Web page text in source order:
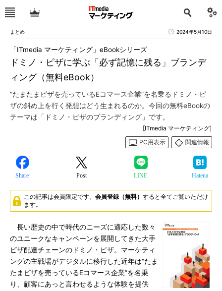
まとめ 2024年5月10日
ドミノ・ピザに学ぶ「必ず記憶に残る」ブランデ
ィング（無料eBook）
「ITmedia マーケティング」eBookシリーズ
“たまたまピザを売っているEコマース企業”を名乗るドミノ・ピ
ザの斜め上を行く発想はどう生まれるのか。今回の無料eBookの
テーマは「ドミノ・ピザのブランディング」です。
[ITmedia マーケティング]
PC用表示
関連情報
Share Post LINE Hatena
この記事は会員限定です。 会員登録（無料） すると全てご覧いただけ
ます。
長い歴史の中で時代のニーズに適応した数々
のユニークなキャンペーンを展開してきた大手
ピザ配達チェーンのドミノ・ピザ。マーケティ
ングの主戦場がデジタルに移行した近年は“たま
たまピザを売っているEコマース企業”を名乗
り、顧客にあっと言わせるような体験を提供